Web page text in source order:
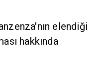
elendiği
hakkında